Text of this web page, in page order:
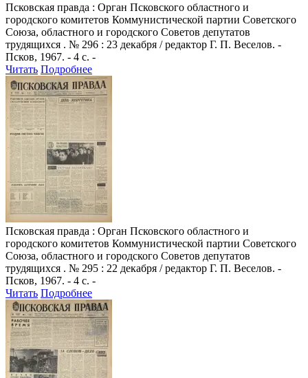
Псковская правда : Орган Псковского областного и
городского комитетов Коммунистической партии Советского
Союза, областного и городского Советов депутатов
трудящихся . № 296 : 23 декабря / редактор Г. П. Веселов. -
Псков, 1967. - 4 с. -
Читать Подробнее
Псковская правда : Орган Псковского областного и
городского комитетов Коммунистической партии Советского
Союза, областного и городского Советов депутатов
трудящихся . № 295 : 22 декабря / редактор Г. П. Веселов. -
Псков, 1967. - 4 с. -
Читать Подробнее